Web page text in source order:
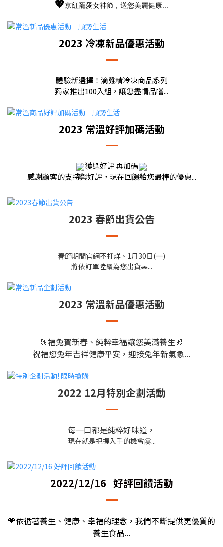
💖京紅寵愛女神節，送您美麗健康...
2023 冷凍新品優惠活動
體驗新選擇！滴雞精冷凍商品系列
獨家推出100入組，讓您盡情品嚐...
2023 常溫好評加碼活動
獲選好評 再加碼
感謝顧客的支持與好評，現在回饋給您最棒的優惠...
2023 春節出貨公告
春節期間官網不打烊、1月30日(一)
將依訂單陸續為您出貨🚗...
2023 常溫新品優惠活動
🐰福兔賀新春、純粹幸福讓您美滿養生🐰
祝福您兔年吉祥健康平安，迎接兔年新氣象...
2022 12月特別企劃活動
每一口都是純粹好味道，
現在就是把握入手的機會🤗...
2022/12/16 好評回饋活動
💗依循著養生、健康、幸福的理念，我們不斷提供更優質的
養生食品...